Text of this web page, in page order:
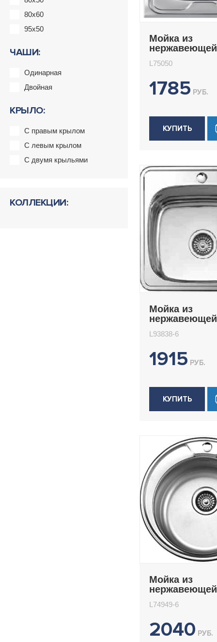
80x60
95x50
ЧАШИ:
Одинарная
Двойная
КРЫЛО:
С правым крылом
С левым крылом
С двумя крыльями
КОЛЛЕКЦИИ:
Мойка из
Ledeme
L75050
1785 РУБ.
КУПИТЬ
Мойка из
Ledeme
L93838-6
1915 РУБ.
КУПИТЬ
Мойка из
Ledeme
L74949-6
2040 РУБ.